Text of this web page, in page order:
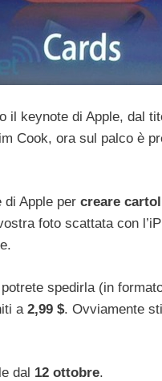
il keynote di Apple, dal
Cook, ora sul palco è
di Apple per creare
foto scattata con
spedirla (in
a 2,99 $. Ovviamente
dal 12 ottobre.